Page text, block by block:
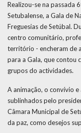
Realizou-se na passada
Setubalense, a Gala de
Freguesias de Setúbal.
centro comunitário,
território - encheram de
para a Gala, que contou
grupos do actividades.
A animação, o convívio
sublinhados pelo
Câmara Municipal de
da paz, como desejos